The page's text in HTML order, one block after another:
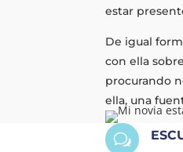
estar
De igual
con ella
procurando
ella, una
w